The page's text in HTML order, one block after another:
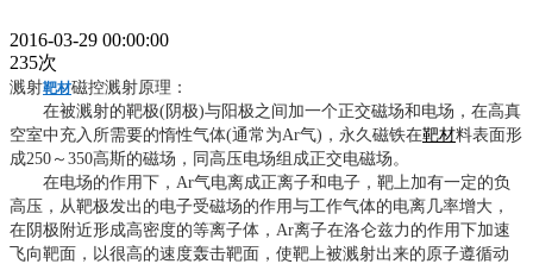
2016-03-29 00:00:00
235次
溅射靶材磁控溅射原理：
在被溅射的靶极(阴极)与阳极之间加一个正交磁场和电场，在高真
空室中充入所需要的惰性气体(通常为Ar气)，永久磁铁在靶材料表面形
成250～350高斯的磁场，同高压电场组成正交电磁场。
在电场的作用下，Ar气电离成正离子和电子，靶上加有一定的负
高压，从靶极发出的电子受磁场的作用与工作气体的电离几率增大，
在阴极附近形成高密度的等离子体，Ar离子在洛仑兹力的作用下加速
飞向靶面，以很高的速度轰击靶面，使靶上被溅射出来的原子遵循动